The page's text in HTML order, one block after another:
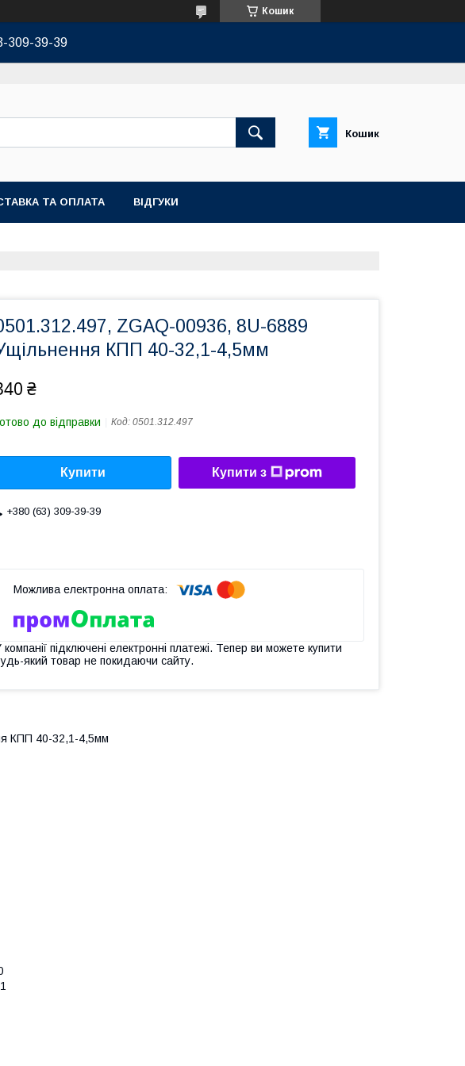
Кошик
309-39-39
Кошик
ТА ОПЛАТА ВІДГУКИ
ZGAQ-00936, 8U-6889
КПП 40-32,1-4,5мм
₴
до відправки Код: 0501.312.497
Купити Купити з
+380 (63) 309-39-39
компанії підключені електронні платежі. Тепер ви можете купити
який товар не покидаючи сайту.
КПП 40-32,1-4,5мм